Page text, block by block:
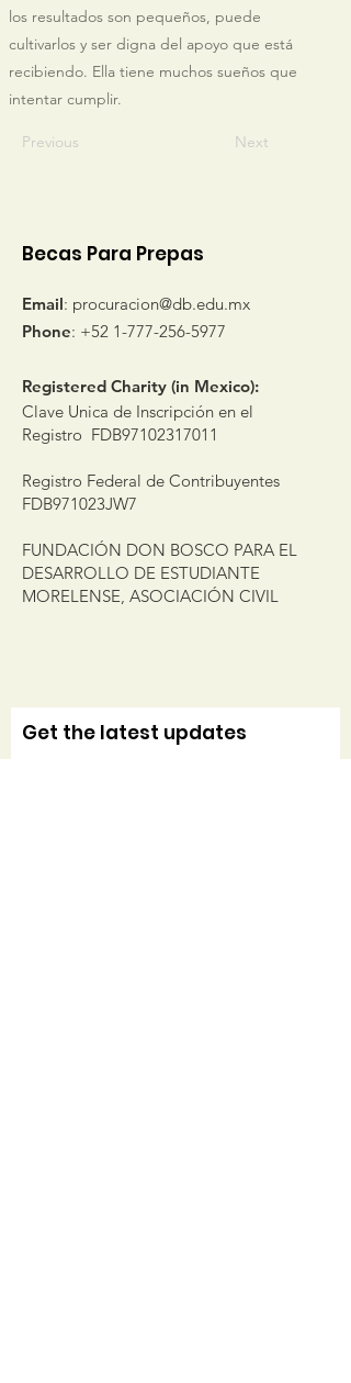
los resultados son pequeños, puede
cultivarlos y ser digna del apoyo que está
recibiendo. Ella tiene muchos sueños que
intentar cumplir.
Previous Next
Becas Para Prepas
Email: procuracion@db.edu.mx
Phone: +52 1-777-256-5977
Registered Charity (in Mexico):
Clave Unica de Inscripción en el
Registro FDB97102317011
Registro Federal de Contribuyentes
FDB971023JW7
FUNDACIÓN DON BOSCO PARA EL
DESARROLLO DE ESTUDIANTE
MORELENSE, ASOCIACIÓN CIVIL
Get the latest updates